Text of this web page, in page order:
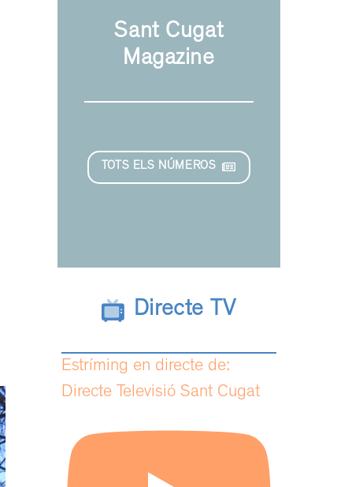
Sant Cugat
Magazine
TOTS ELS NÚMEROS
Directe TV
Estríming en directe de:
Directe Televisió Sant Cugat